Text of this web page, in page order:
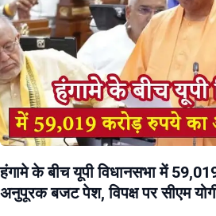
हंगामे के बीच यूपी विधानसभा में
अनुपूरक बजट पेश, विपक्ष पर सीएम